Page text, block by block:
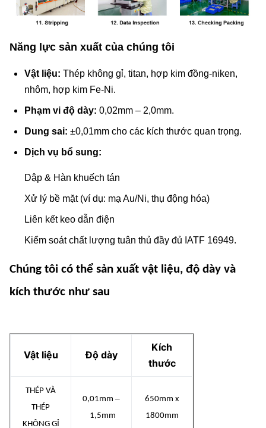
Năng lực sản xuất của chúng tôi
Vật liệu: Thép không gỉ, titan, hợp kim đồng-niken,
nhôm, hợp kim Fe-Ni.
Phạm vi độ dày: 0,02mm – 2,0mm.
Dung sai: ±0,01mm cho các kích thước quan trọng.
Dịch vụ bổ sung:
Dập & Hàn khuếch tán
Xử lý bề mặt (ví dụ: mạ Au/Ni, thụ động hóa)
Liên kết keo dẫn điện
Kiểm soát chất lượng tuân thủ đầy đủ IATF 16949.
Chúng tôi có thể sản xuất vật liệu, độ dày và
kích thước như sau
Vật liệu Độ dày
Kích
thước
THÉP VÀ
THÉP
KHÔNG GỈ
0,01mm –
1,5mm
650mm x
1800mm